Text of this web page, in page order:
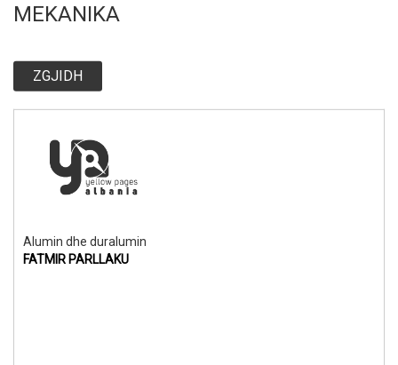
MEKANIKA
ZGJIDH
Alumin dhe duralumin
FATMIR PARLLAKU